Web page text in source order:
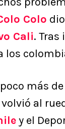
Colo
Cali. Tras
los
más
volvió al
y el